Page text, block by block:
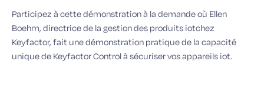
Participez à cette démonstration à la demande où Ellen
Boehm, directrice de la gestion des produits iotchez
Keyfactor, fait une démonstration pratique de la capacité
unique de Keyfactor Control à sécuriser vos appareils iot.